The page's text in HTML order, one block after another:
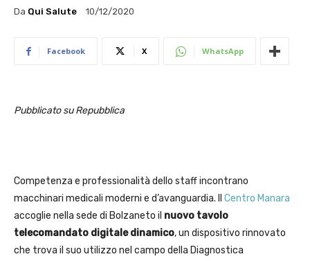
Da Qui Salute 10/12/2020
Facebook X WhatsApp
Pubblicato su Repubblica
Competenza e professionalità dello staff incontrano
macchinari medicali moderni e d’avanguardia. Il Centro Manara
accoglie nella sede di Bolzaneto il nuovo tavolo
telecomandato digitale dinamico, un dispositivo rinnovato
che trova il suo utilizzo nel campo della Diagnostica